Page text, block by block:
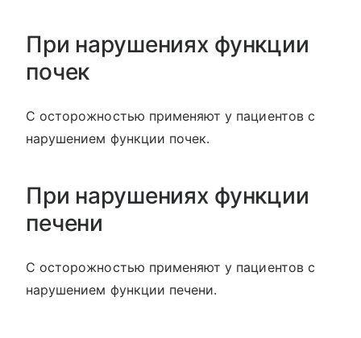
При нарушениях функции
почек
С осторожностью применяют у пациентов с
нарушением функции почек.
При нарушениях функции
печени
С осторожностью применяют у пациентов с
нарушением функции печени.